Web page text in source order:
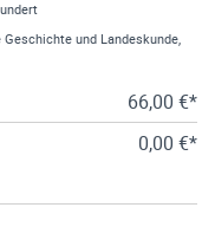
und Landeskunde,
66,00 €*
0,00 €*